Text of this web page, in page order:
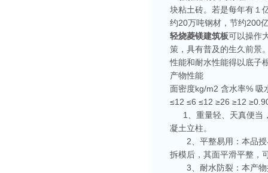
块粘土砖。若是每年有１
约20万吨钢材，节约200
轻烧菱镁建筑板可以操作
策，具有普及的生久前景
性能和耐水性能得以底子
产物性能
面密度kg/m2 含水率% 吸
≤12 ≤6 ≤12 ≥26 ≥12
1、重量轻、天真便当
凝土立柱。
2、平整易用：本品授
拆模后，其面平滑平整，
3、耐水防裂：本产物